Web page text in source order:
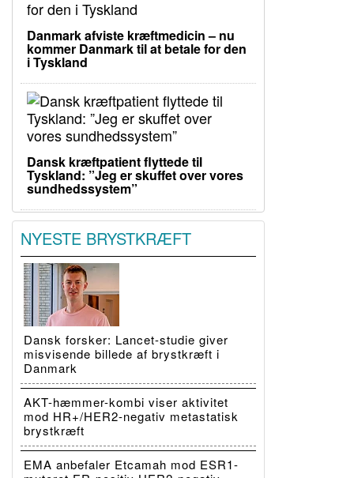
Danmark afviste kræftmedicin – nu
kommer Danmark til at betale for den
i Tyskland
Dansk kræftpatient flyttede til
Tyskland: ”Jeg er skuffet over vores
sundhedssystem”
NYESTE BRYSTKRÆFT
Dansk forsker: Lancet-studie giver
misvisende billede af brystkræft i
Danmark
AKT-hæmmer-kombi viser aktivitet
mod HR+/HER2-negativ metastatisk
brystkræft
EMA anbefaler Etcamah mod ESR1-